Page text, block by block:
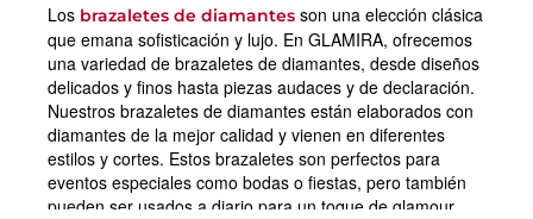
Los brazaletes de diamantes son una elección clásica
que emana sofisticación y lujo. En GLAMIRA, ofrecemos
una variedad de brazaletes de diamantes, desde diseños
delicados y finos hasta piezas audaces y de declaración.
Nuestros brazaletes de diamantes están elaborados con
diamantes de la mejor calidad y vienen en diferentes
estilos y cortes. Estos brazaletes son perfectos para
eventos especiales como bodas o fiestas, pero también
pueden ser usados a diario para un toque de glamour.